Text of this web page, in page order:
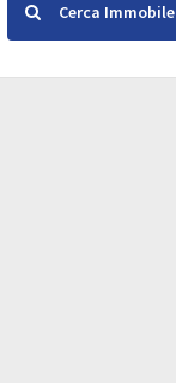
Cerca Immobile